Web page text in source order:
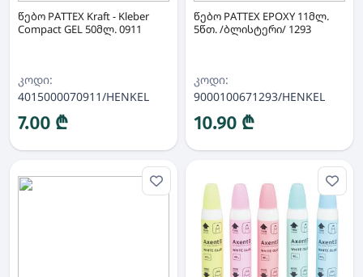
წებო PATTEX Kraft - Kleber
Compact GEL 50მლ. 0911
კოდი:
4015000070911/HENKEL
7.00 ₾
წებო PATTEX EPOXY 11მლ.
5წთ. /ბლისტერი/ 1293
კოდი:
9000100671293/HENKEL
10.90 ₾